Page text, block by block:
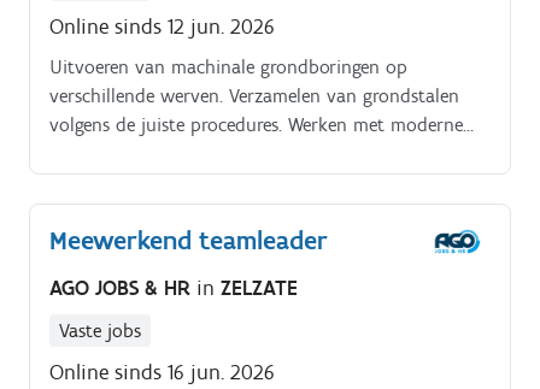
Online sinds 12 jun. 2026
Uitvoeren van machinale grondboringen op
verschillende werven. Verzamelen van grondstalen
volgens de juiste procedures. Werken met moderne
over heel Vlaanderen.
Meewerkend teamleader
AGO JOBS & HR in ZELZATE
Vaste jobs
Online sinds 16 jun. 2026